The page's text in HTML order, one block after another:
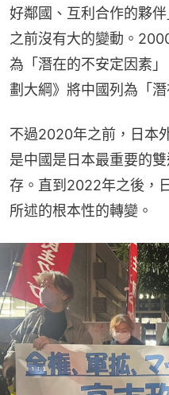
好鄰國、互利合作的夥
之前沒有大的變動。
為「潛在的不安定因素
劃大綱》將中國列為「
不過2020年之前，日本
是中國是日本最重要的
存。直到2022年之後，
所述的根本性的轉變。